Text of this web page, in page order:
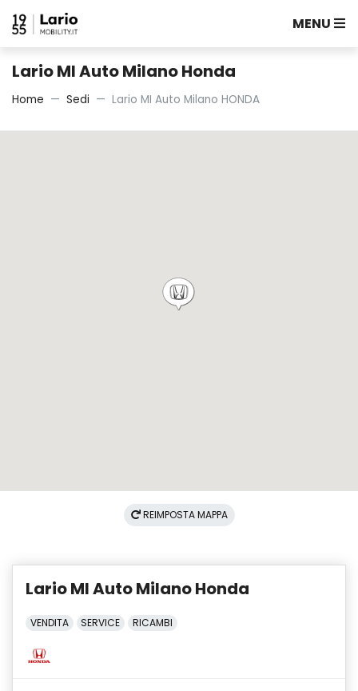
MENU
Lario MI Auto Milano Honda
Home Sedi Lario MI Auto Milano HONDA
1
REIMPOSTA MAPPA
Lario MI Auto Milano Honda
VENDITA SERVICE RICAMBI